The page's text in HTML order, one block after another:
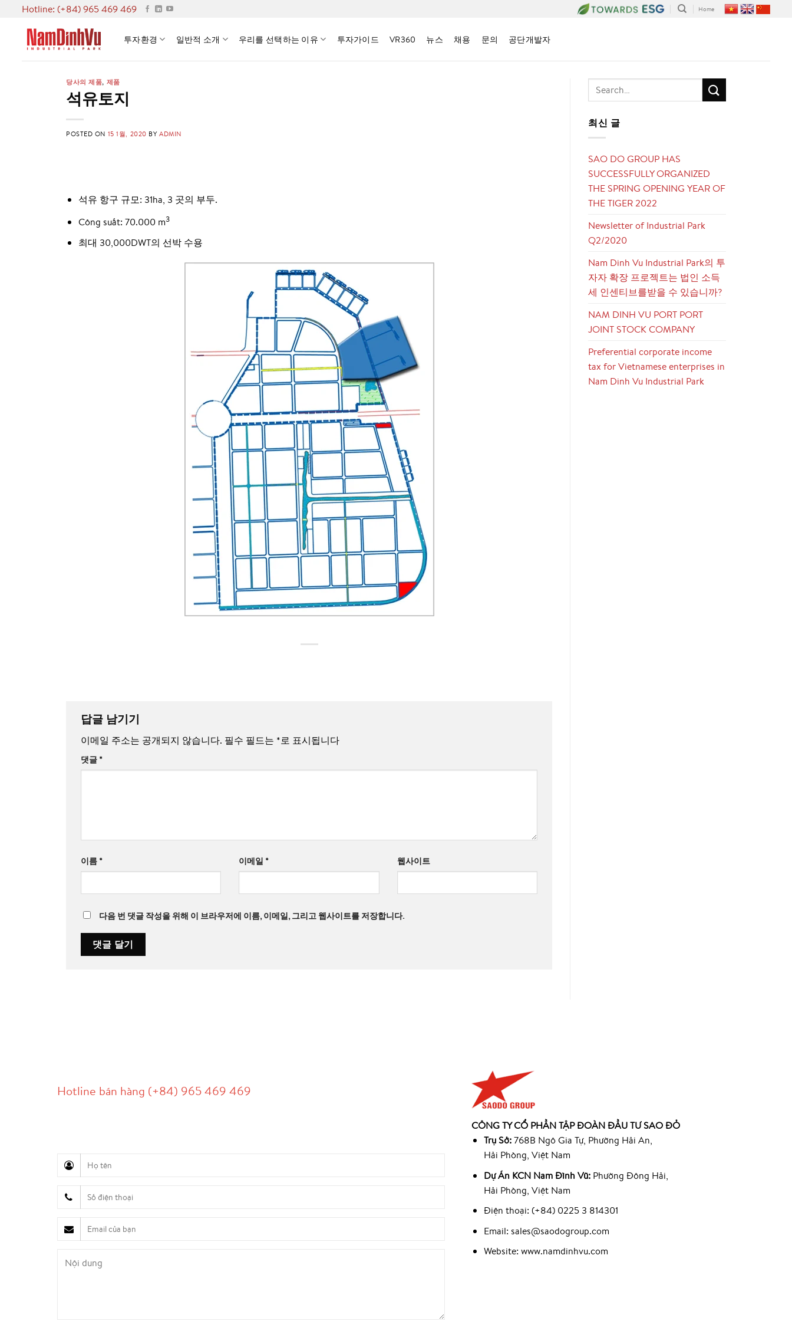
content
Hotline: (+84) 965 469 469 Home
투자환경 일반적 소개 우리를 선택하는 이유 투자가이드 VR360 뉴스 채용 문의 공단개발자
당사의 제품, 제품
석유토지
POSTED ON 15 1월, 2020 BYADMIN
석유 항구 규모: 31ha, 3 곳의 부두.
Công suất: 70.000 m3
최대 30,000DWT의 선박 수용
답글 남기기
이메일 주소는 공개되지 않습니다. 필수 필드는 *로 표시됩니다
댓글 *
이름 * 이메일 * 웹사이트
다음 번 댓글 작성을 위해 이 브라우저에 이름, 이메일, 그리고 웹사이트를 저장합니다.
최신 글
SAO DO GROUP HAS
SUCCESSFULLY ORGANIZED
THE SPRING OPENING YEAR OF
THE TIGER 2022
Newsletter of Industrial Park
Q2/2020
Nam Dinh Vu Industrial Park의 투
자자 확장 프로젝트는 법인 소득
세 인센티브를받을 수 있습니까?
NAM DINH VU PORT PORT
JOINT STOCK COMPANY
Preferential corporate income
tax for Vietnamese enterprises in
Nam Dinh Vu Industrial Park
Hotline bán hàng (+84) 965 469 469
CÔNG TY CỔ PHẦN TẬP ĐOÀN ĐẦU TƯ SAO ĐỎ
Trụ Sở:768B Ngô Gia Tự, Phường Hải An,
Hải Phòng, Việt Nam
Dự Án KCN Nam Đình Vũ: Phường Đông Hải,
Hải Phòng, Việt Nam
Điện thoại: (+84) 0225 3 814301
Email: sales@saodogroup.com
Website: www.namdinhvu.com